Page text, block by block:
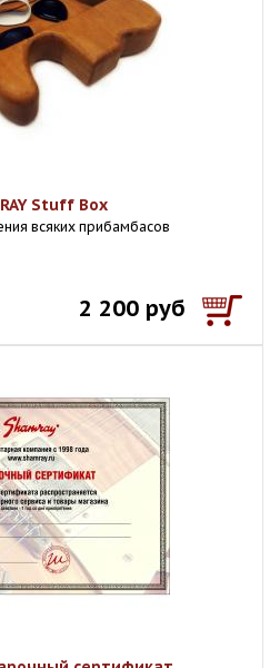
Stuff Box
всяких прибамбасов
2 200 руб